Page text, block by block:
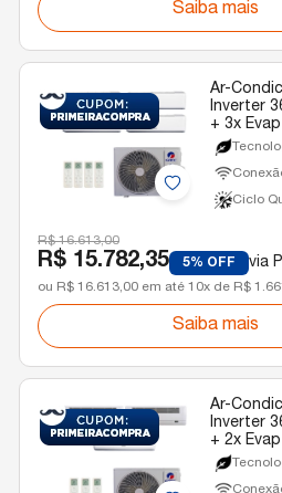
Saiba mais
Ar-
Inverter
+ 3x
Quente/
Ciclo
R$ 16.613,00
R$ 15.782,35 5% OFF via
ou R$ 16.613,00 em até 10x de R$
Saiba mais
Ar-
Inverter
+ 2x
Gree